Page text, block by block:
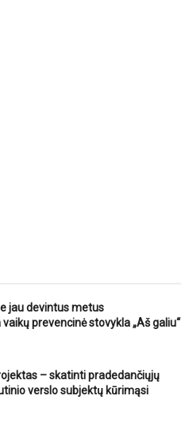
jau devintus metus
prevencinė stovykla „Aš galiu“
– skatinti pradedančiųjų
verslo subjektų kūrimąsi